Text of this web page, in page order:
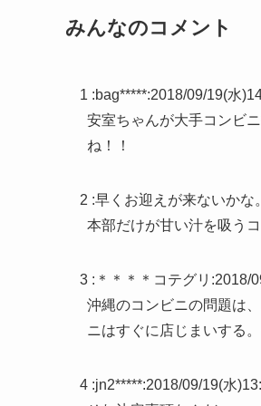
みんなのコメント
1 :bag*****:2018/09/19(水
安室ちゃんが大手コンビ
ね！！
2 :早くお迎えが来ないかな。
本部だけが甘い汁を吸う
3 : ＊＊＊＊コテグリ :2018/
沖縄のコンビニの問題は
ニはすぐに店じまいする
4 :jn2*****:2018/09/19(水